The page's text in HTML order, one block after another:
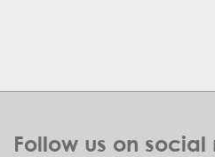
Follow us on social